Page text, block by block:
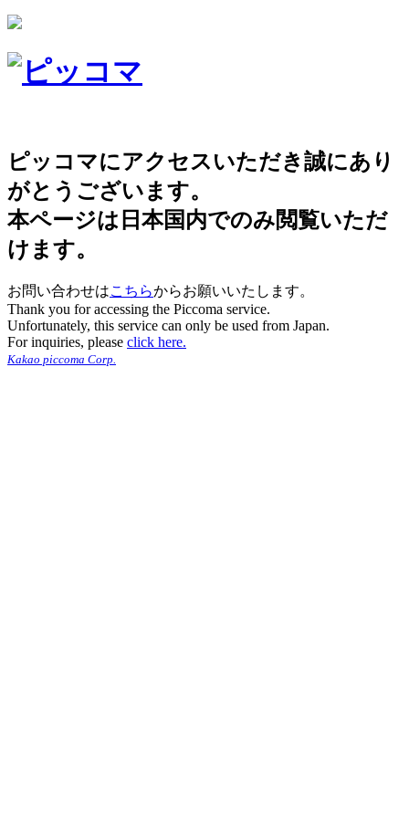
ピッコマにアクセスいただき誠にあり
がとうございます。
本ページは日本国内でのみ閲覧いただ
けます。
お問い合わせはこちらからお願いいたします。
Thank you for accessing the Piccoma service.
Unfortunately, this service can only be used from Japan.
For inquiries, please click here.
Kakao piccoma Corp.